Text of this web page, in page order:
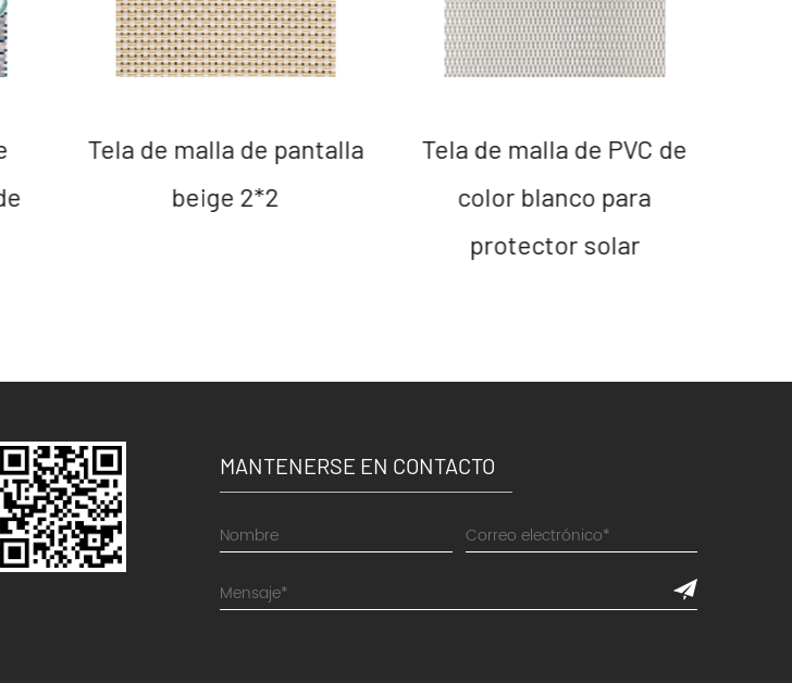
Tela de malla de pantalla
beige 2*2
Tela de malla de PVC de
color blanco para
protector solar
MANTENERSE EN CONTACTO